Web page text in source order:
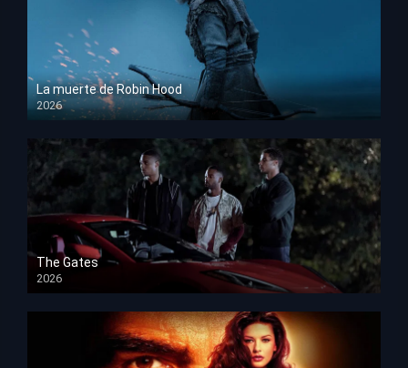
La muerte de Robin Hood
2026
HD 1080p
The Gates
2026
HD 1080p